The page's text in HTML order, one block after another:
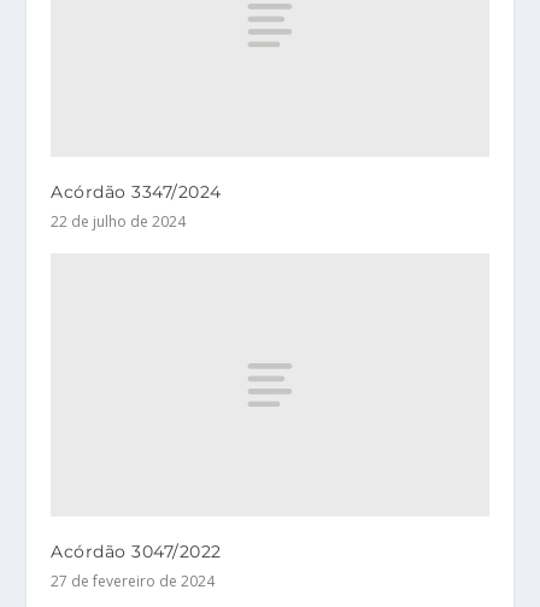
Acórdão 3347/2024
22 de julho de 2024
Acórdão 3047/2022
27 de fevereiro de 2024